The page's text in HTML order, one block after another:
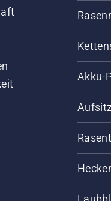
Akku-